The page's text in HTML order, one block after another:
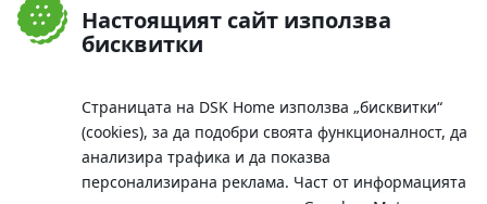
Настоящият сайт използва
бисквитки
Страницата на DSK Home използва „бисквитки“
(cookies), за да подобри своята функционалност, да
анализира трафика и да показва
персонализирана реклама. Част от информацията
Клонова мрежа и банкомати
До началото на страницата